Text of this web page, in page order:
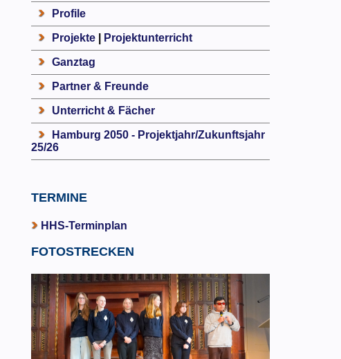
Profile
Projekte| Projektunterricht
Ganztag
Partner & Freunde
Unterricht & Fächer
Hamburg 2050 - Projektjahr/Zukunftsjahr
25/26
TERMINE
HHS-Terminplan
FOTOSTRECKEN